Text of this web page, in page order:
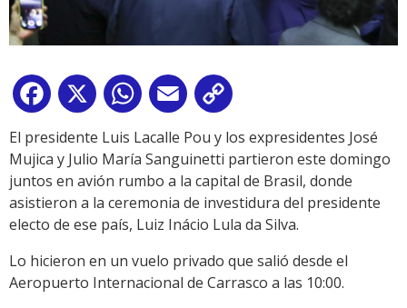
Facebook
X WhatsApp
Email
Link
El presidente Luis Lacalle Pou y los expresidentes José
Mujica y Julio María Sanguinetti partieron este domingo
juntos en avión rumbo a la capital de Brasil, donde
asistieron a la ceremonia de investidura del presidente
electo de ese país, Luiz Inácio Lula da Silva.
Lo hicieron en un vuelo privado que salió desde el
Aeropuerto Internacional de Carrasco a las 10:00.